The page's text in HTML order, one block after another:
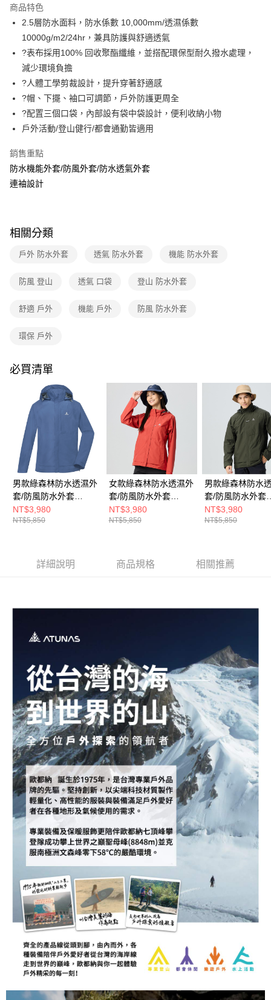
臺灣中小企業銀行
匯豐（台灣）商業銀行
華泰商業銀行
聯邦商業銀行
遠東國際商業銀行
元大商業銀行
永豐商業銀行
玉山商業銀行
台灣樂天信用卡公司
上海商業儲蓄銀行
國泰世華商業銀行
兆豐國際商業銀行
匯豐（台灣）商業銀行
華泰商業銀行
聯邦商業銀行
遠東國際商業銀行
元大商業銀行
玉山商業銀行
星展（台灣）商業銀行
台新國際商業銀行
中國信託商業銀行
Apple Pay
悠遊付
Google Pay
全盈+PAY
大哥付你分期
相關說明
【大哥付你分期使用說明】
1.本服務由台灣大哥大提供，台灣大哥大用戶可立即使用無須另外申請。
流程，驗證手機門號後，選擇欲分期的期數、繳款截止日，確認付款後即完
成交易。
3.實際核准額度、可分期數及費用金額請依後續交易確認頁面所載為準。
4.訂單成立30分鐘內，如未前往確認交易或遇審核未通過，訂單將自動取
1.分期款項不併入電信帳單，「大哥付你分期」於每月結算日後寄送繳費提
2.透過簡訊連結打開帳單後，可選擇「超商條碼／台灣大直營門市／銀行轉
【注意事項】
用戶於交易時，得透過本服務購買商品或服務，並由商店將買賣／分期付款
2.基於同意付款使用「大哥付你分期」之契約關係目的，商店將以您的個人
資料（包含姓名、電話或地址）提供予台灣大哥大進項蒐集、處理及利用，
3.完整用戶服務條款，請詳閱以下連結：
ATM付款
貨到付款
運送方式
每筆NT$200
付款後門市自取
每筆NT$130，滿NT$2,000(含以上)免運費
商品特色
2.5層防水面料，防水係數 10,000mm/透濕係數
10000g/m2/24hr，兼具防護與舒適透氣
?表布採用100% 回收聚酯纖維，並搭配環保型耐久撥水處理，
減少環境負擔
?人體工學剪裁設計，提升穿著舒適感
?帽、下擺、袖口可調節，戶外防護更周全
?配置三個口袋，內部設有袋中袋設計，便利收納小物
戶外活動/登山健行/都會通勤皆適用
銷售重點
防水機能外套/防風外套/防水透氣外套
連袖設計
相關分類
戶外 防水外套 透氣 防水外套 機能 防水外套
防風 登山 透氣 口袋 登山 防水外套
舒適 戶外 機能 戶外 防風 防水外套
環保 戶外
必買清單
男款綠森林防水透濕外
套/防風防水外套
(A1GAGZ01M遠岸藍/
透氣防水外套)
NT$3,980
NT$5,850
女款綠森林防水透濕外
套/防風防水外套
(A1GAGZ02W烈焰紅/
透氣防水外套)
NT$3,980
NT$5,850
男款綠森林防水
套/防風防水外套
(A1GAGZ01M橄
氣防水外套)
NT$3,980
NT$5,850
詳細說明 商品規格 相關推薦